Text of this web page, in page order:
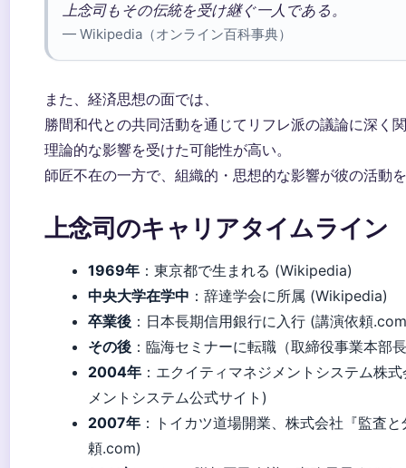
上念司もその伝統を受け継ぐ一人である。
— Wikipedia（オンライン百科事典）
また、経済思想の面では、
勝間和代との共同活動を通じてリフレ派の議論に深く
理論的な影響を受けた可能性が高い。
師匠不在の一方で、組織的・思想的な影響が彼の活動
上念司のキャリアタイムライン
1969年 ：東京都で生まれる (Wikipedia)
中央大学在学中 ：辞達学会に所属 (Wikipedia)
卒業後 ：日本長期信用銀行に入行 (講演依頼
その後 ：臨海セミナーに転職（取締役事業本部
2004年 ：エクイティマネジメントシステム株
メントシステム公式サイト)
2007年 ：トイカツ道場開業、株式会社『監査
頼.com)